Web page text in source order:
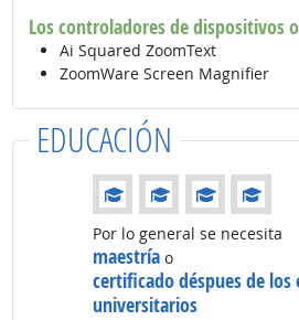
Los controladores de dispositivos
Ai Squared ZoomText
ZoomWare Screen Magnifier
EDUCACIÓN
Educación: (Calificación 4 de
Por lo general se necesita
maestría o
certificado déspues de los
universitarios